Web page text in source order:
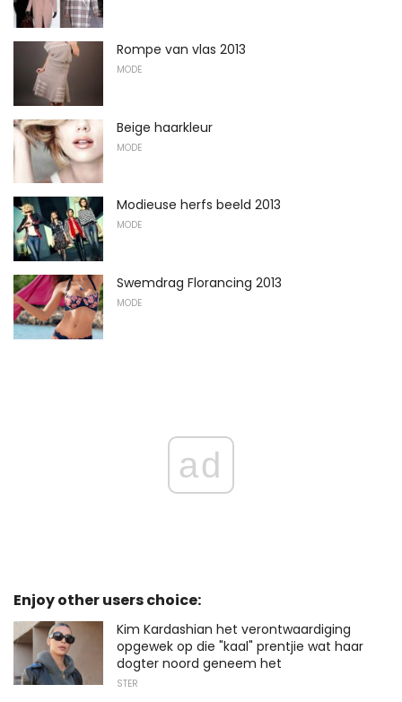
Rompe van vlas 2013
MODE
Beige haarkleur
MODE
Modieuse herfs beeld 2013
MODE
Swemdrag Florancing 2013
MODE
ad
Enjoy other users choice:
Kim Kardashian het verontwaardiging
opgewek op die "kaal" prentjie wat haar
dogter noord geneem het
STER